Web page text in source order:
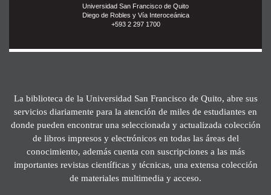
Universidad San Francisco de Quito
Diego de Robles y Vía Interoceánica
+593 2 297 1700
La biblioteca de la Universidad San Francisco de Quito, abre sus
servicios diariamente para la atención de miles de estudiantes en
donde pueden encontrar una seleccionada y actualizada colección
de libros impresos y electrónicos en todas las áreas del
conocimiento, además cuenta con suscripciones a las más
importantes revistas científicas y técnicas, una extensa colección
de materiales multimedia y acceso.